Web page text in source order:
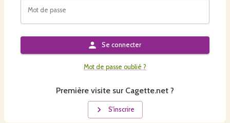
Mot de passe
Se connecter
Mot de passe oublié ?
Première visite sur Cagette.net ?
S'inscrire